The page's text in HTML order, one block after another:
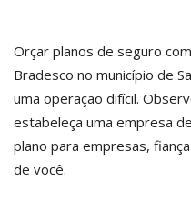
Orçar planos de seguro
Bradesco no município de
uma operação difícil.
estabeleça uma empresa
plano para empresas,
de você.